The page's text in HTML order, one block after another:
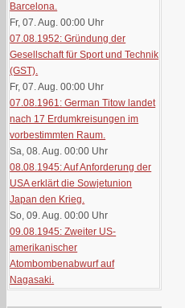
Barcelona.
Fr, 07. Aug. 00:00 Uhr
07.08.1952: Gründung der
Gesellschaft für Sport und Technik
(GST).
Fr, 07. Aug. 00:00 Uhr
07.08.1961: German Titow landet
nach 17 Erdumkreisungen im
vorbestimmten Raum.
Sa, 08. Aug. 00:00 Uhr
08.08.1945: Auf Anforderung der
USA erklärt die Sowjetunion
Japan den Krieg.
So, 09. Aug. 00:00 Uhr
09.08.1945: Zweiter US-
amerikanischer
Atombombenabwurf auf
Nagasaki.